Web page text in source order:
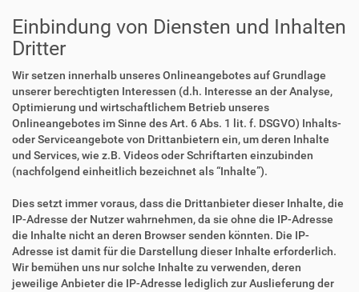
Einbindung von Diensten und Inhalten
Dritter
Wir setzen innerhalb unseres Onlineangebotes auf Grundlage
unserer berechtigten Interessen (d.h. Interesse an der Analyse,
Optimierung und wirtschaftlichem Betrieb unseres
Onlineangebotes im Sinne des Art. 6 Abs. 1 lit. f. DSGVO) Inhalts-
oder Serviceangebote von Drittanbietern ein, um deren Inhalte
und Services, wie z.B. Videos oder Schriftarten einzubinden
(nachfolgend einheitlich bezeichnet als “Inhalte”).
Dies setzt immer voraus, dass die Drittanbieter dieser Inhalte, die
IP-Adresse der Nutzer wahrnehmen, da sie ohne die IP-Adresse
die Inhalte nicht an deren Browser senden könnten. Die IP-
Adresse ist damit für die Darstellung dieser Inhalte erforderlich.
Wir bemühen uns nur solche Inhalte zu verwenden, deren
jeweilige Anbieter die IP-Adresse lediglich zur Auslieferung der